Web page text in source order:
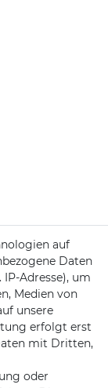
auf
Daten
Adresse), um
Medien von
unsere
erfolgt erst
mit Dritten,
oder